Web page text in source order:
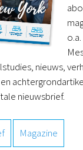
nieuws,
nieuwsbrief.
Magazine